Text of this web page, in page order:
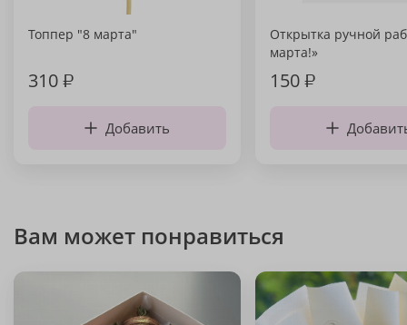
Топпер "8 марта"
310₽
Добавить
Открытка ручной
марта!»
150₽
Вам может понравиться